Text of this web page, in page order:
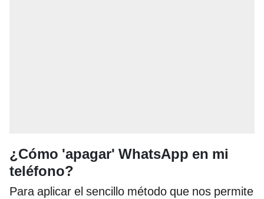
¿Cómo 'apagar' WhatsApp en mi
teléfono?
Para aplicar el sencillo método que nos permite